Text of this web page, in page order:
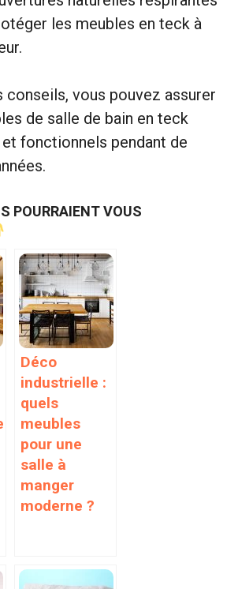
les meubles en teck à
conseils, vous pouvez assurer
de salle de bain en teck
fonctionnels pendant de
POURRAIENT VOUS
Déco
industrielle :
quels
meubles
pour une
salle à
manger
moderne ?